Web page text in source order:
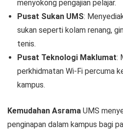
menyokong pengajian pelajar.
Pusat Sukan UMS:
sukan seperti kolam renang,
tenis.
Pusat Teknologi Maklumat:
perkhidmatan Wi-Fi percuma
kampus.
Kemudahan Asrama UMS
penginapan dalam kampus bagi